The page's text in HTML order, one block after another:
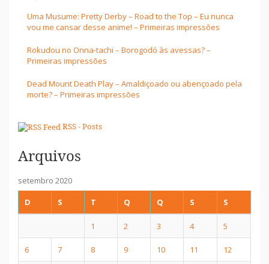
Uma Musume: Pretty Derby – Road to the Top – Eu nunca
vou me cansar desse anime! – Primeiras impressões
Rokudou no Onna-tachi – Borogodó às avessas? –
Primeiras impressões
Dead Mount Death Play – Amaldiçoado ou abençoado pela
morte? – Primeiras impressões
RSS - Posts
Arquivos
setembro 2020
D
S T Q Q S S
1 2 3 4 5
6 7 8 9 10 11 12